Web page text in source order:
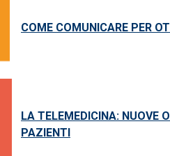
COME COMUNICARE PER
LA TELEMEDICINA: NUOVE
PAZIENTI